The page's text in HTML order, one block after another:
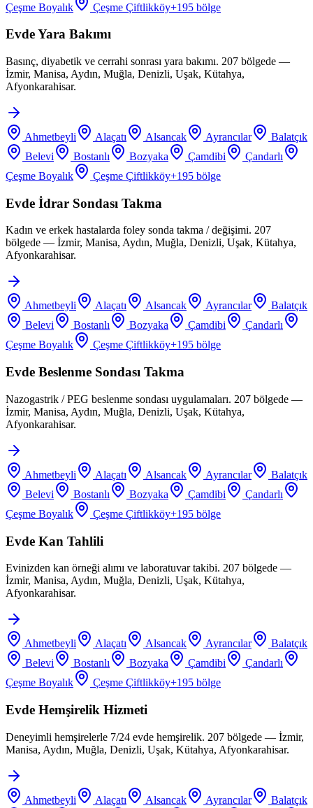
Çeşme Boyalık
Çeşme Çiftlikköy+195 bölge
Evde Yara Bakımı
Basınç, diyabetik ve cerrahi sonrası yara bakımı. 207 bölgede —
İzmir, Manisa, Aydın, Muğla, Denizli, Uşak, Kütahya,
Afyonkarahisar.
Ahmetbeyli Alaçatı Alsancak Ayrancılar
Balatçık
Belevi
Bostanlı Bozyaka Çamdibi
Çandarlı
Çeşme Boyalık
Çeşme Çiftlikköy+195 bölge
Evde İdrar Sondası Takma
Kadın ve erkek hastalarda foley sonda takma / değişimi. 207
bölgede — İzmir, Manisa, Aydın, Muğla, Denizli, Uşak, Kütahya,
Afyonkarahisar.
Ahmetbeyli Alaçatı Alsancak Ayrancılar
Balatçık
Belevi
Bostanlı Bozyaka Çamdibi
Çandarlı
Çeşme Boyalık
Çeşme Çiftlikköy+195 bölge
Evde Beslenme Sondası Takma
Nazogastrik / PEG beslenme sondası uygulamaları. 207 bölgede —
İzmir, Manisa, Aydın, Muğla, Denizli, Uşak, Kütahya,
Afyonkarahisar.
Ahmetbeyli Alaçatı Alsancak Ayrancılar
Balatçık
Belevi
Bostanlı Bozyaka Çamdibi
Çandarlı
Çeşme Boyalık
Çeşme Çiftlikköy+195 bölge
Evde Kan Tahlili
Evinizden kan örneği alımı ve laboratuvar takibi. 207 bölgede —
İzmir, Manisa, Aydın, Muğla, Denizli, Uşak, Kütahya,
Afyonkarahisar.
Ahmetbeyli Alaçatı Alsancak Ayrancılar
Balatçık
Belevi
Bostanlı Bozyaka Çamdibi
Çandarlı
Çeşme Boyalık
Çeşme Çiftlikköy+195 bölge
Evde Hemşirelik Hizmeti
Deneyimli hemşirelerle 7/24 evde hemşirelik. 207 bölgede — İzmir,
Manisa, Aydın, Muğla, Denizli, Uşak, Kütahya, Afyonkarahisar.
Ahmetbeyli Alaçatı Alsancak Ayrancılar Balatçık